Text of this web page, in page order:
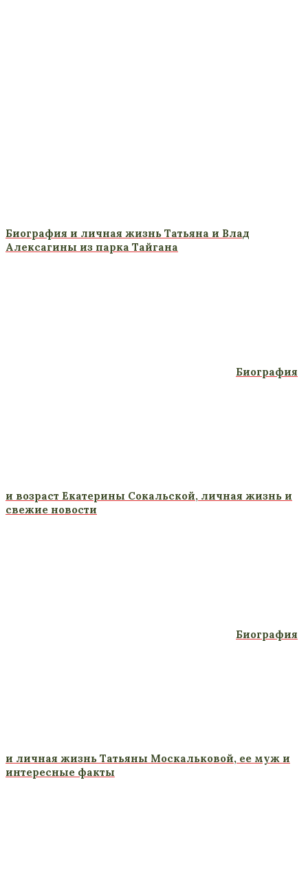
Биография и личная жизнь Татьяна и Влад
Алексагины из парка Тайгана
Биография
и возраст Екатерины Сокальской, личная жизнь и
свежие новости
Биография
и личная жизнь Татьяны Москальковой, ее муж и
интересные факты